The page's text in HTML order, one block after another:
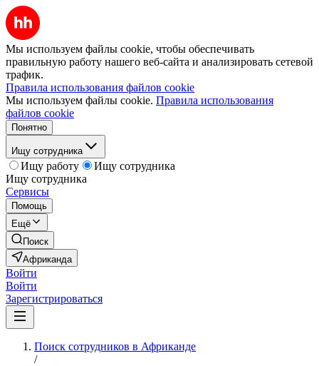
Мы используем файлы cookie, чтобы обеспечивать
правильную работу нашего веб-сайта и анализировать сетевой
трафик.
Правила использования файлов cookie
Мы используем файлы cookie. Правила использования
файлов cookie
Понятно
Ищу сотрудника
Ищу работу
Ищу сотрудника
Ищу сотрудника
Сервисы
Помощь
Ещё
Поиск
Африканда
Войти
Войти
Зарегистрироваться
Поиск сотрудников в Африканде
/